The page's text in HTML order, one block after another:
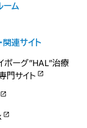
ーム
関連サイト
ボーグ”HAL”治療
門サイト